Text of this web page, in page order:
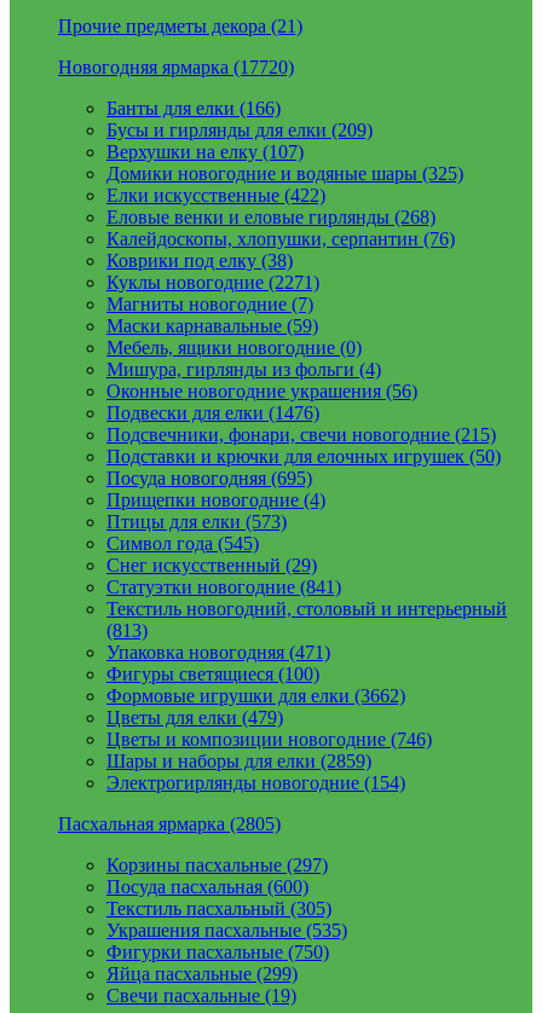
Прочие предметы декора (21)
Новогодняя ярмарка (17720)
Банты для елки (166)
Бусы и гирлянды для елки (209)
Верхушки на елку (107)
Домики новогодние и водяные шары (325)
Елки искусственные (422)
Еловые венки и еловые гирлянды (268)
Калейдоскопы, хлопушки, серпантин (76)
Коврики под елку (38)
Куклы новогодние (2271)
Магниты новогодние (7)
Маски карнавальные (59)
Мебель, ящики новогодние (0)
Мишура, гирлянды из фольги (4)
Оконные новогодние украшения (56)
Подвески для елки (1476)
Подсвечники, фонари, свечи новогодние (215)
Подставки и крючки для елочных игрушек (50)
Посуда новогодняя (695)
Прищепки новогодние (4)
Птицы для елки (573)
Символ года (545)
Снег искусственный (29)
Статуэтки новогодние (841)
Текстиль новогодний, столовый и интерьерный
(813)
Упаковка новогодняя (471)
Фигуры светящиеся (100)
Формовые игрушки для елки (3662)
Цветы для елки (479)
Цветы и композиции новогодние (746)
Шары и наборы для елки (2859)
Электрогирлянды новогодние (154)
Пасхальная ярмарка (2805)
Корзины пасхальные (297)
Посуда пасхальная (600)
Текстиль пасхальный (305)
Украшения пасхальные (535)
Фигурки пасхальные (750)
Яйца пасхальные (299)
Свечи пасхальные (19)